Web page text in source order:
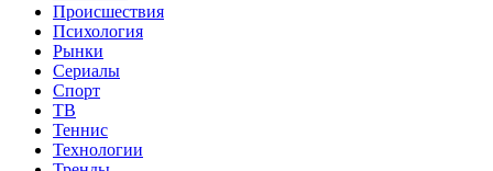
Происшествия
Психология
Рынки
Сериалы
Спорт
ТВ
Теннис
Технологии